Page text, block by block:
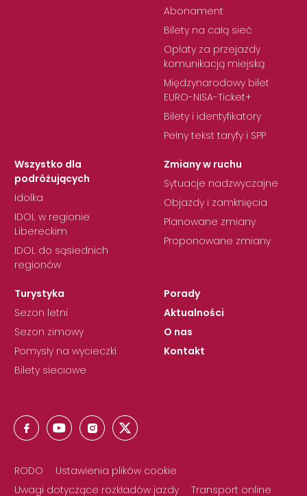
Abonament
Bilety na całą sieć
Opłaty za przejazdy
komunikacją miejską
Międzynarodowy bilet
EURO-NISA-Ticket+
Bilety i identyfikatory
Pełny tekst taryfy i SPP
Wszystko dla
podróżujących
Idolka
IDOL w regionie
Libereckim
IDOL do sąsiednich
regionów
Zmiany w ruchu
Sytuacje nadzwyczajne
Objazdy i zamknięcia
Planowane zmiany
Proponowane zmiany
Turystyka
Sezon letni
Sezon zimowy
Pomysły na wycieczki
Bilety sieciowe
Porady
Aktualności
O nas
Kontakt
RODO
Ustawienia plików cookie
Uwagi dotyczące rozkładów jazdy
Transport online